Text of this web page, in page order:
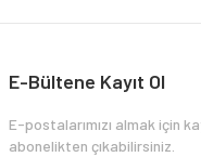
E-Bültene Kayıt Ol
E-postalarımızı almak için
abonelikten çıkabilirsiniz.